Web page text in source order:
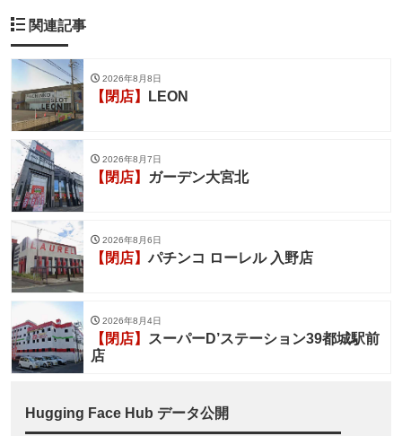
関連記事
2026年8月8日
【閉店】 LEON
2026年8月7日
【閉店】 ガーデン大宮北
2026年8月6日
【閉店】パチンコ ローレル 入野店
2026年8月4日
【閉店】
スーパーD’ステーション39都城駅前
店
Hugging Face Hub データ公開